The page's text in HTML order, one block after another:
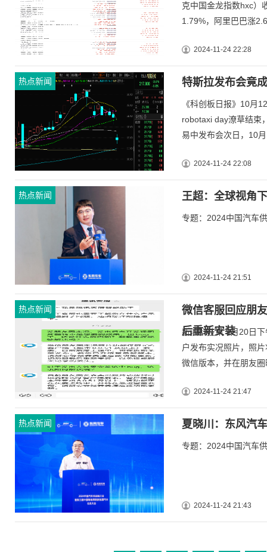
克中国金龙指数hxc）
1.79%，阿里巴巴涨
2024-11-24 22:28
热点新闻 特斯拉发布会竟
《科创板日报》10月
robotaxi day潦草结束
易中发布会次日，10
2024-11-24 22:08
热点新闻 王超：全球视角
专题：2024中国汽车
2024-11-24 21:51
热点新闻
微信客服回应朋
后重新安装
新浪科技讯 9月20日
户发布实况照片，照
微信版本，并在朋友
2024-11-24 21:47
热点新闻 夏晓川：东风汽
专题：2024中国汽车
2024-11-24 21:43